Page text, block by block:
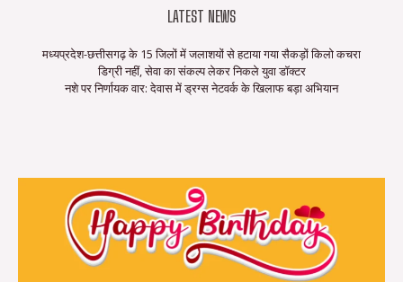
LATEST NEWS
मध्यप्रदेश-छत्तीसगढ़ के 15 जिलों में जलाशयों से हटाया गया सैकड़ों किलो कचरा
डिग्री नहीं, सेवा का संकल्प लेकर निकले युवा डॉक्टर
नशे पर निर्णायक वार: देवास में ड्रग्स नेटवर्क के खिलाफ बड़ा अभियान